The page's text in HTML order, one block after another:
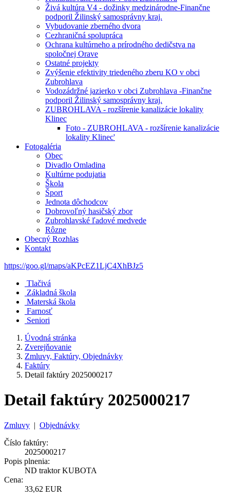
Živá kultúra V4 - dožinky medzinárodne-Finančne
podporil Žilinský samosprávny kraj.
Vybudovanie zberného dvora
Cezhraničná spolupráca
Ochrana kultúrneho a prírodného dedičstva na
spoločnej Orave
Ostatné projekty
Zvýšenie efektivity triedeného zberu KO v obci
Zubrohlava
Vodozádržné jazierko v obci Zubrohlava -Finančne
podporil Žilinský samosprávny kraj.
ZUBROHLAVA - rozšírenie kanalizácie lokality
Klinec
Foto - ZUBROHLAVA - rozšírenie kanalizácie
lokality Klinec'
Fotogaléria
Obec
Divadlo Omladina
Kultúrne podujatia
Škola
Šport
Jednota dôchodcov
Dobrovoľný hasičský zbor
Zubrohlavské ľadové medvede
Rôzne
Obecný Rozhlas
Kontakt
https://goo.gl/maps/aKPcEZ1LjC4XhBJz5
Tlačivá
Základná škola
Materská škola
Farnosť
Seniori
Úvodná stránka
Zverejňovanie
Zmluvy, Faktúry, Objednávky
Faktúry
Detail faktúry 2025000217
Detail faktúry 2025000217
Zmluvy | Objednávky
Číslo faktúry:
2025000217
Popis plnenia:
ND traktor KUBOTA
Cena:
33,62 EUR